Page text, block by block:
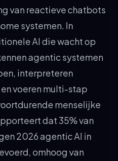
van reactieve chatbots
systemen. In
AI die wacht op
agentic systemen
interpreteren
voeren multi-stap
menselijke
dat 35% van
2026 agentic AI in
omhoog van